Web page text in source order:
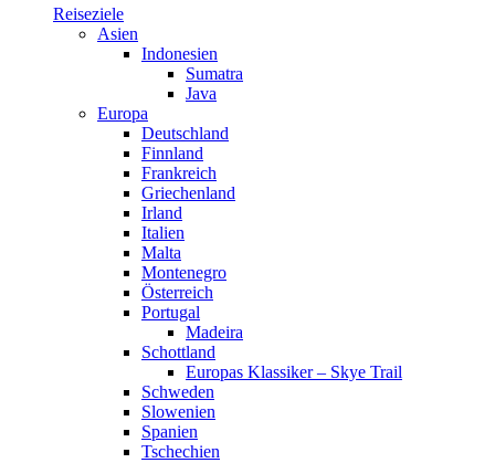
Reiseziele
Asien
Indonesien
Sumatra
Java
Europa
Deutschland
Finnland
Frankreich
Griechenland
Irland
Italien
Malta
Montenegro
Österreich
Portugal
Madeira
Schottland
Europas Klassiker – Skye Trail
Schweden
Slowenien
Spanien
Tschechien